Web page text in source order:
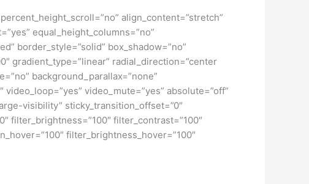
align_content=”stretch”
equal_height_columns=”no”
border_style=”solid” box_shadow=”no”
gradient_type=”linear” radial_direction=”center
background_parallax=”none”
video_mute=”yes” absolute=”off”
visibility” sticky_transition_offset=”0″
filter_brightness=”100″ filter_contrast=”100″
filter_brightness_hover=”100″